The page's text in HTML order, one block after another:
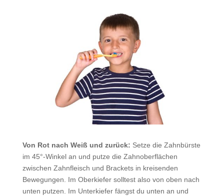
Von Rot nach Weiß und zurück: Setze die Zahnbürste
im 45°-Winkel an und putze die Zahnoberflächen
zwischen Zahnfleisch und Brackets in kreisenden
Bewegungen. Im Oberkiefer solltest also von oben nach
unten putzen. Im Unterkiefer fängst du unten an und